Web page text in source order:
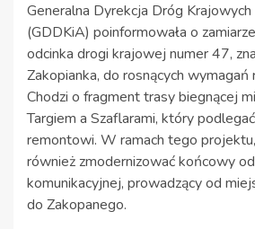
Generalna Dyrekcja Dróg
(GDDKiA) poinformowała o
odcinka drogi krajowej numer 47,
Zakopianka, do rosnących
Chodzi o fragment trasy biegnącej
Targiem a Szaflarami, który
remontowi. W ramach tego
również zmodernizować końcowy
komunikacyjnej, prowadzący od
do Zakopanego.